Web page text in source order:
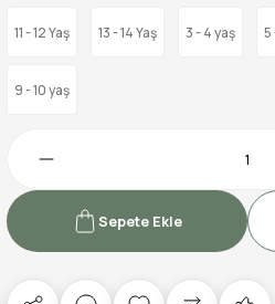
11 - 12 Yaş 13 - 14 Yaş 3 - 4 yaş 5
9 - 10 yaş
Sepete Ekle